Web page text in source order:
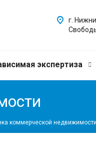
г.
экспертиза
коммерческой недвижимости